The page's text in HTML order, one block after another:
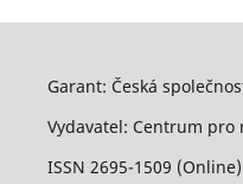
Garant: Česká
Vydavatel: Centrum
ISSN 2695-1509 (Online)